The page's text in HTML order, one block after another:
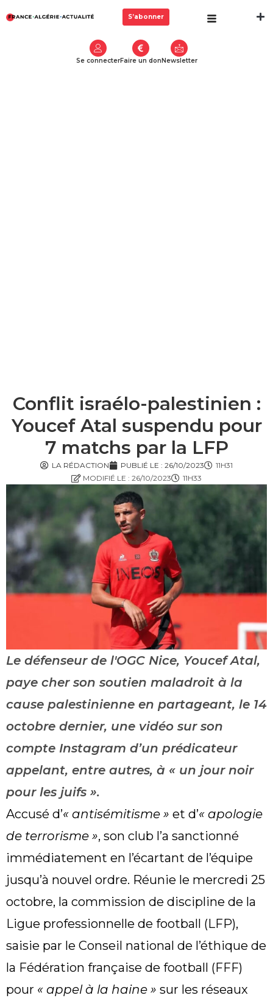
S’abonner
Se connecterFaire un donNewsletter
Conflit israélo-palestinien :
Youcef Atal suspendu pour
7 matchs par la LFP
LA RÉDACTION PUBLIÉ LE : 26/10/2023
11H31
MODIFIÉ LE : 26/10/2023
11H33
Le défenseur de l'OGC Nice, Youcef Atal,
paye cher son soutien maladroit à la
cause palestinienne en partageant, le 14
octobre dernier, une vidéo sur son
compte Instagram d’un prédicateur
appelant, entre autres, à « un jour noir
pour les juifs ».
Accusé d’« antisémitisme » et d’« apologie
de terrorisme », son club l’a sanctionné
immédiatement en l’écartant de l’équipe
jusqu’à nouvel ordre. Réunie le mercredi 25
octobre, la commission de discipline de la
Ligue professionnelle de football (LFP),
saisie par le Conseil national de l’éthique de
la Fédération française de football (FFF)
pour « appel à la haine » sur les réseaux